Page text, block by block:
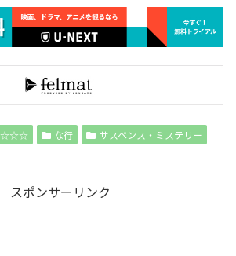
☆☆☆ な行
サスペンス・ミステリー
スポンサーリンク